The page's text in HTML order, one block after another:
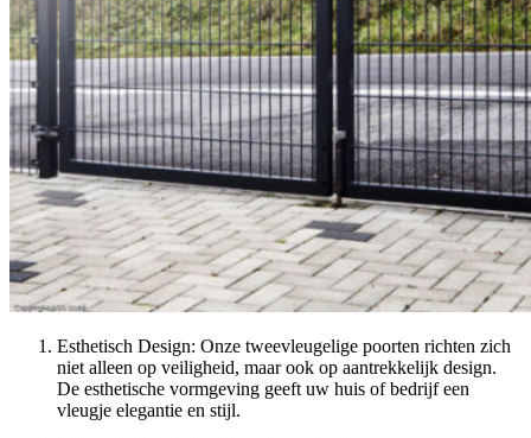
Esthetisch Design: Onze tweevleugelige poorten richten zich
niet alleen op veiligheid, maar ook op aantrekkelijk design.
De esthetische vormgeving geeft uw huis of bedrijf een
vleugje elegantie en stijl.